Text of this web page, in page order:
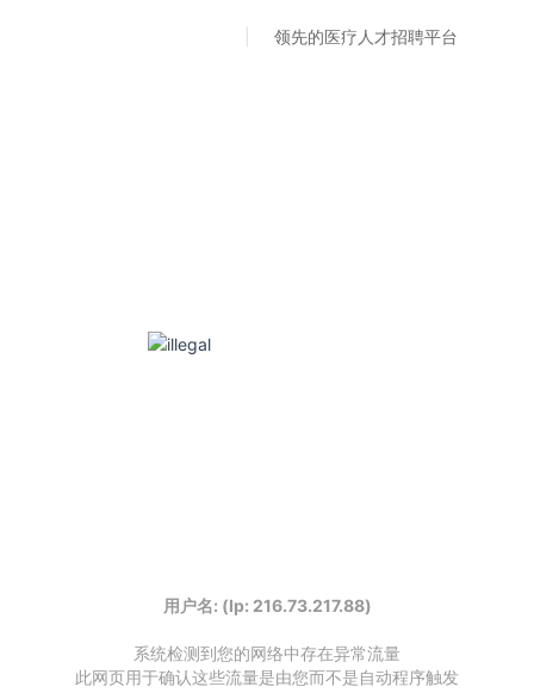
领先的医疗人才招聘平台
用户名: (Ip: 216.73.217.88)
系统检测到您的网络中存在异常流量
此网页用于确认这些流量是由您而不是自动程序触发